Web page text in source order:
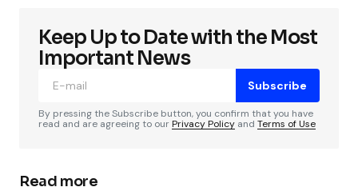
Keep Up to Date with the Most
Important News
Subscribe
By pressing the Subscribe button, you confirm that you have
read and are agreeing to ourPrivacy Policy and Terms of Use
Read more